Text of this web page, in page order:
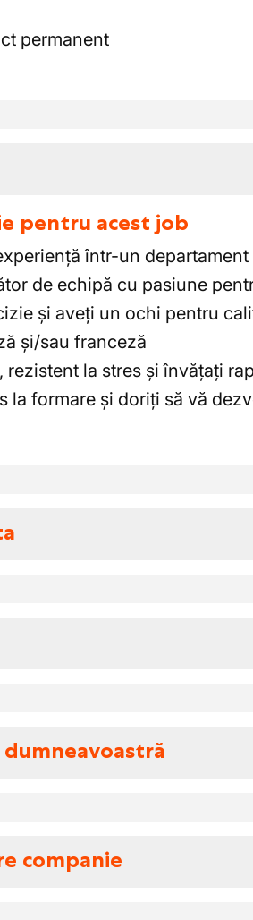
permanent
pentru acest job
într-un
de echipă cu pasiune
și aveți un ochi pentru
și/sau franceză
rezistent la stres și învățați
la formare și doriți să vă
plăcut
Unit și Germania.
firelor rupte, a firelor
companie